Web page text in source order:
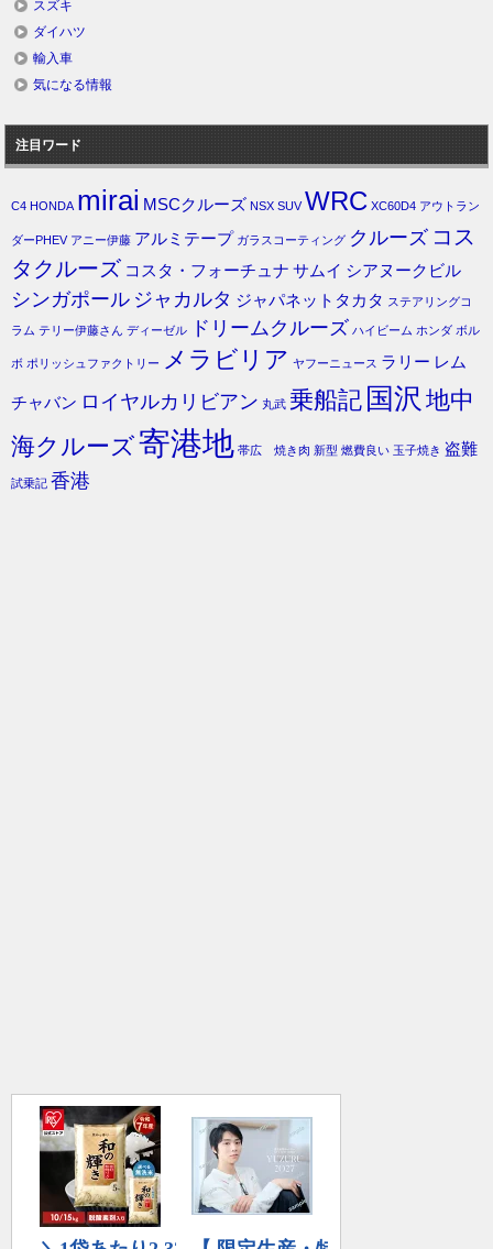
スズキ
ダイハツ
輸入車
気になる情報
注目ワード
C4 HONDA mirai MSCクルーズ NSX SUV WRC XC60D4 アウトラン
ダーPHEV アニー伊藤 アルミテープ ガラスコーティング クルーズ コス
タクルーズ コスタ・フォーチュナ サムイ シアヌークビル
シンガポール ジャカルタ ジャパネットタカタ ステアリングコ
ラム テリー伊藤さん ディーゼル ドリームクルーズ ハイビーム ホンダ ボル
ボ ポリッシュファクトリー メラビリア ヤフーニュース ラリー レム
チャバン ロイヤルカリビアン 丸武 乗船記 国沢 地中
海クルーズ寄港地 帯広 焼き肉 新型 燃費良い 玉子焼き 盗難
試乗記 香港